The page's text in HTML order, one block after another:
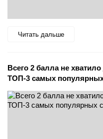
Читать дальше
Всего 2 балла не
ТОП-3 самых